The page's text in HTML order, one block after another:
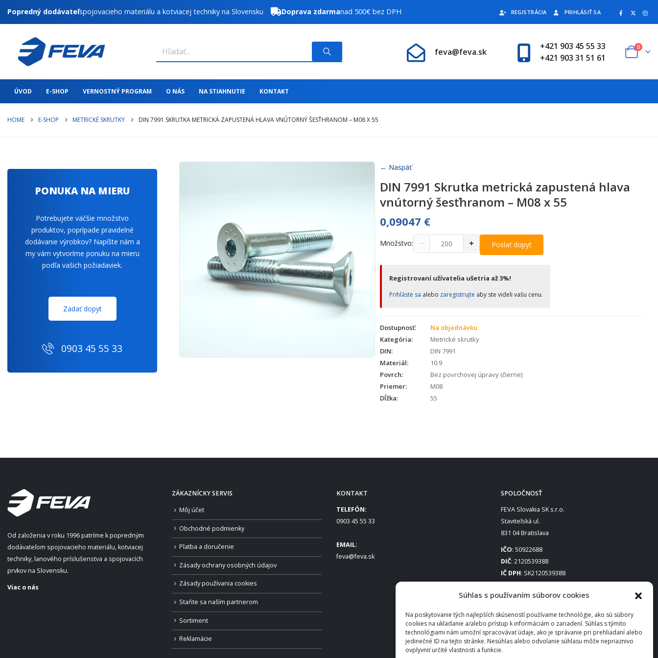
Súhlas s používaním súborov cookies
Na poskytovanie tých najlepších skúseností používame technológie, ako sú súbory
cookies na ukladanie a/alebo prístup k informáciám o zariadení. Súhlas s týmito
technológiami nám umožní spracovávať údaje, ako je správanie pri prehliadaní alebo
jedinečné ID na tejto stránke. Nesúhlas alebo odvolanie súhlasu môže nepriaznivo
ovplyvniť určité vlastnosti a funkcie.
Popredný dodávateľspojovacieho materiálu a kotviacej techniky na Slovensku Doprava zdarmanad 500€ bez DPH REGISTRÁCIA PRIHLÁSIŤ SA
feva@feva.sk
+421 903 45 55 33
+421 903 31 51 61
0
ÚVOD E-SHOP VERNOSTNÝ PROGRAM O NÁS NA STIAHNUTIE KONTAKT
HOME E-SHOP METRICKÉ SKRUTKY DIN 7991 SKRUTKA METRICKÁ ZAPUSTENÁ HLAVA VNÚTORNÝ ŠESŤHRANOM – M08 X 55
← Naspäť
DIN 7991 Skrutka metrická zapustená hlava
vnútorný šesťhranom – M08 x 55
0,09047 €
Množstvo: − + Poslať dopyt
Registrovaní užívatelia ušetria až 3%!
Prihláste sa alebo zaregistrujte aby ste videli vašu cenu.
Dostupnosť:
Na objednávku
Kategória:
Metrické skrutky
DIN:
DIN 7991
Materiál:
10.9
Povrch:
Bez povrchovej úpravy (čierne)
Priemer:
M08
Dĺžka:
55
PONUKA NA MIERU
Potrebujete väčšie množstvo
produktov, poprípade pravidelné
dodávanie výrobkov? Napíšte nám a
my vám vytvoríme ponuku na mieru
podľa vašich požiadaviek.
Zadať dopyt
0903 45 55 33
Od založenia v roku 1996 patríme k popredným
dodávateľom spojovacieho materiálu, kotviacej
techniky, lanového príslušenstva a spojovacích
prvkov na Slovensku.
Viac o nás
ZÁKAZNÍCKY SERVIS
Môj účet
Obchodné podmienky
Platba a doručenie
Zásady ochrany osobných údajov
Zásady používania cookies
Staňte sa naším partnerom
Sortiment
Reklamácie
KONTAKT
TELEFÓN:
0903 45 55 33
EMAIL:
feva@feva.sk
SPOLOČNOSŤ
FEVA Slovakia SK s.r.o.
Staviteľská ul.
831 04 Bratislava
IČO: 50922688
DIČ: 2120539388
IČ DPH: SK2120539388